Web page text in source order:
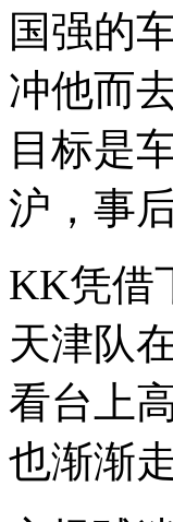
国强的
冲他而
目标是
沪，事
KK凭借
天津队
看台上
也渐渐